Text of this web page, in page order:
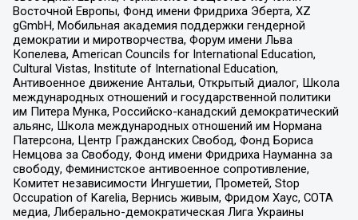
Восточной Европы, Фонд имени Фридриха Эберта, XZ
gGmbH, Мобильная академия поддержки гендерной
демократии и миротворчества, Форум имени Льва
Копелева, American Councils for International Education,
Cultural Vistas, Institute of International Education,
Антивоенное движение Антальи, Открытый диалог, Школа
международных отношений и государственной политики
им Питера Мунка, Российско-канадский демократический
альянс, Школа международных отношений им Нормана
Патерсона, Центр Гражданских Свобод, Фонд Бориса
Немцова за Свободу, Фонд имени Фридриха Науманна за
свободу, Феминистское антивоенное сопротивление,
Комитет независимости Ингушетии, Прометей, Stop
Occupation of Karelia, Вернись живым, Фридом Хаус, СОТА
медиа, Либерально-демократическая Лига Украины